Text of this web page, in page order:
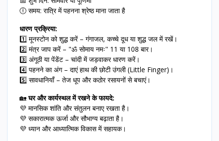
🕕 समय: रात्रि में पहनना श्रेष्ठ माना जाता है
धारण प्रक्रिया:
1️⃣ मूनस्टोन को शुद्ध करें – गंगाजल, कच्चे दूध या शुद्ध जल में रखें।
2️⃣ मंत्र जाप करें – "ॐ सोमाय नमः" 11 या 108 बार।
3️⃣ अंगूठी या पेंडेंट – चांदी में जड़वाकर धारण करें।
4️⃣ पहनने का अंग – दाएं हाथ की छोटी उंगली (Little Finger)।
5️⃣ सावधानियाँ – तेज धूप और कठोर रसायनों से बचाएं।
🏡घर और कार्यस्थल में रखने के फायदे:
💜 मानसिक शांति और संतुलन बनाए रखता है।
💜 सकारात्मक ऊर्जा और सौभाग्य बढ़ाता है।
💜 ध्यान और आध्यात्मिक विकास में सहायक।